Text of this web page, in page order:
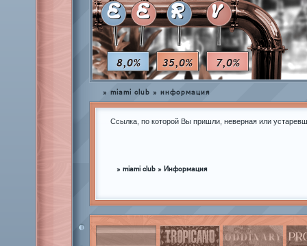
8,0% 35,0% 7,0%
E E R V
» miami club » информация
Ссылка, по которой Вы пришли, неверная или
» miami club » Информация